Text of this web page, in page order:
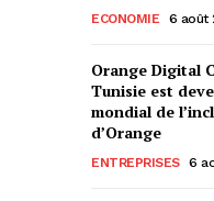
ECONOMIE 6 août
Orange Digital
Tunisie est
mondial de
d’Orange
ENTREPRISES 6